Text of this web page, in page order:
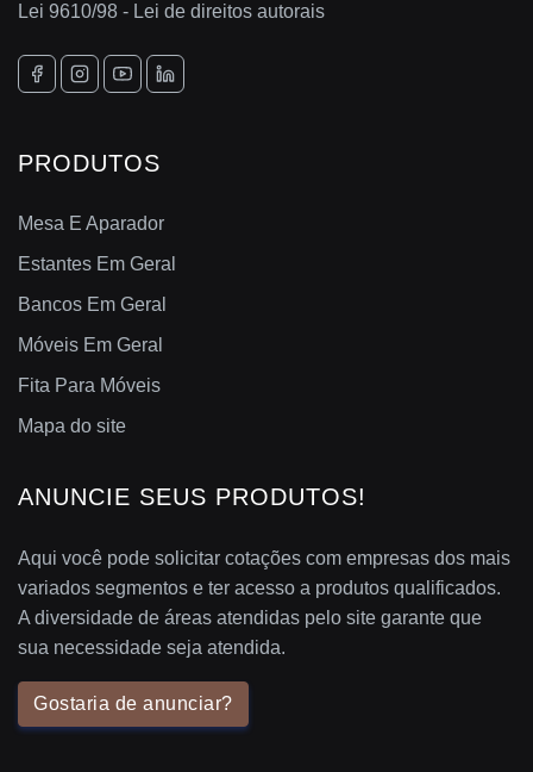
Lei 9610/98 - Lei de direitos autorais
PRODUTOS
Mesa E Aparador
Estantes Em Geral
Bancos Em Geral
Móveis Em Geral
Fita Para Móveis
Mapa do site
ANUNCIE SEUS PRODUTOS!
Aqui você pode solicitar cotações com empresas dos mais
variados segmentos e ter acesso a produtos qualificados.
A diversidade de áreas atendidas pelo site garante que
sua necessidade seja atendida.
Gostaria de anunciar?